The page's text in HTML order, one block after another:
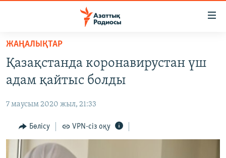
Skip
main
content
to
Navigation
Skip
САЯСАТ
ҚАҢТАР ОҚИҒАСЫ
АДАМ ҚҰҚЫҚТАРЫ
ӘЛЕУМЕТ
ЖАҢАЛЫҚТАР
Қазақстанда коронавирустан үш
адам қайтыс болды
7 маусым 2020 жыл, 21:33
Бөлісу VPN-сіз оқу